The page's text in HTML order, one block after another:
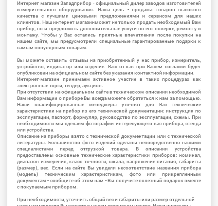
Интернет магазин Западприбор - официальный дилер заводов изготовителей
измерительного оборудования. Наша цель - продажа товаров высокого
качества с лучшими ценовыми предложениями и сервисом для наших
клиентов. Наш интернет магазинможет не только продать необходимый Вам
прибор, но и предложить дополнительные услуги по его поверке, ремонту и
монтажу. Чтобы у Вас остались приятные впечатления после покупки на
нашем сайте, мы предусмотрели специальные гарантированные подарки к
самым популярным товарам.
Вы можете оставить отзывы на приобретенный у нас прибор, измеритель,
устройство, индикатор или изделие. Ваш отзыв при Вашем согласии будет
опубликован на официальном сайте без указания контактной информации.
Интернет-магазин принимаем активное участие в таких процедурах как
электронные торги, тендер, аукцион.
При отсутствии на официальном сайте в техническом описании необходимой
Вам информации о приборе Вы всегда можете обратиться к нам за помощью.
Наши квалифицированные менеджеры уточнят для Вас технические
характеристики на прибор из его технической документации: инструкция по
эксплуатации, паспорт, формуляр, руководство по эксплуатации, схемы. При
необходимости мы сделаем фотографии интересующего вас прибора, стенда
или устройства.
Описание на приборы взято с технической документации или с технической
литературы. Большинство фото изделий сделаны непосредственно нашими
специалистами перед отгрузкой товара. В описании устройства
предоставлены основные технические характеристики приборов: номинал,
диапазон измерения, класс точности, шкала, напряжение питания, габариты
(размер), вес. Если на сайте Вы увидели несоответствие названия прибора
(модель) техническим характеристикам, фото или прикрепленным
документам - сообщите об этом нам - Вы получите полезный подарок вместе
с покупаемым прибором.
При необходимости, уточнить общий вес и габариты или размер отдельной